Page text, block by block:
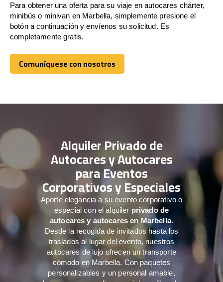
Para obtener una oferta para su viaje en autocares chárter,
minibús o minivan en Marbella, simplemente presione el
botón a continuación y envíenos su solicitud. Es
completamente gratis.
Comuníquese con nosotros
Comuníquese con nosotros
Alquiler Privado de
Autocares y Autocares
para Eventos
Corporativos y Especiales
Aporte elegancia a su evento corporativo o
especial con el alquiler privado de
autocares y autocares en Marbella.
Desde la recogida de invitados hasta los
traslados al lugar del evento, nuestros
autocares de lujo ofrecen un transporte
cómodo en Marbella. Con paquetes
personalizables y un personal amable,